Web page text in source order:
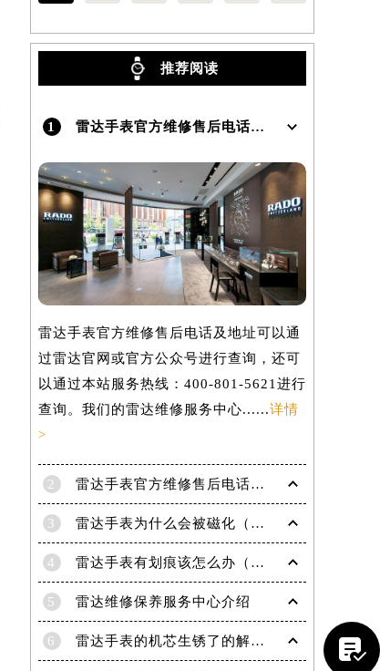
推荐阅读
1 雷达手表官方维修售后电话及地址怎么查询？
雷达手表官方维修售后电话及地址可以通
过雷达官网或官方公众号进行查询，还可
以通过本站服务热线：400-801-5621进行
查询。我们的雷达维修服务中心......详情
>
2 雷达手表官方维修售后电话及地址怎么获取？
3 雷达手表为什么会被磁化（手表磁化会有哪些影响）
4 雷达手表有划痕该怎么办（手表划痕抛光）
5 雷达维修保养服务中心介绍
6 雷达手表的机芯生锈了的解决办法有哪些？ 